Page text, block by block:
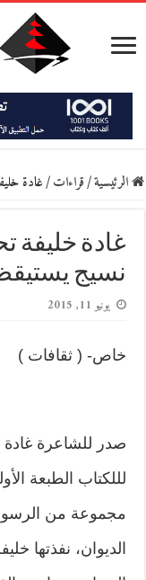
الرئيسية/قراءات/غادة
غادة خليفة
نسيج
يونيو 11, 2015
خاص- ( ثقافات )
صدر للشاعرة غادة
لللكتاب الطبعة
مجموعة من
الديوان، نفذتها